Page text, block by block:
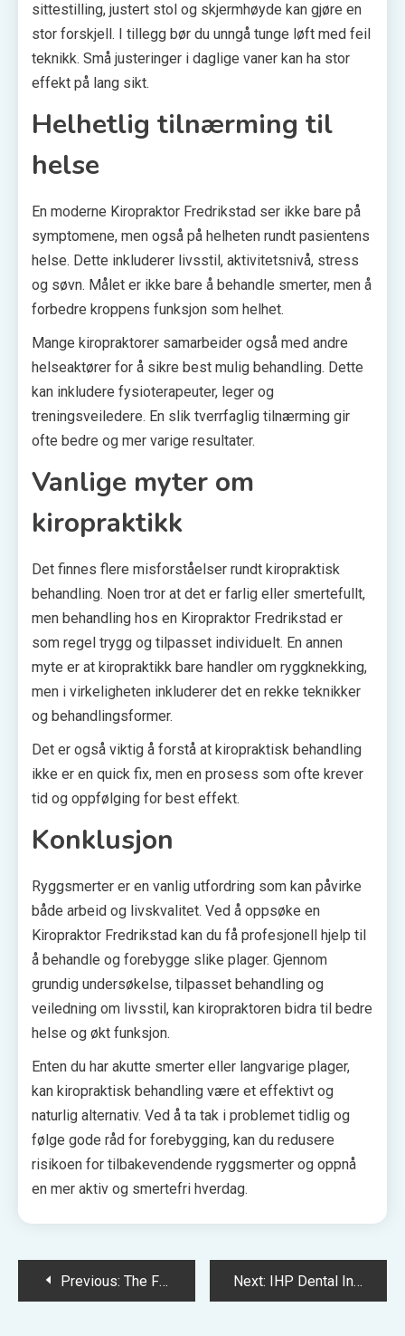
sittestilling, justert stol og skjermhøyde kan gjøre en
stor forskjell. I tillegg bør du unngå tunge løft med feil
teknikk. Små justeringer i daglige vaner kan ha stor
effekt på lang sikt.
Helhetlig tilnærming til
helse
En moderne Kiropraktor Fredrikstad ser ikke bare på
symptomene, men også på helheten rundt pasientens
helse. Dette inkluderer livsstil, aktivitetsnivå, stress
og søvn. Målet er ikke bare å behandle smerter, men å
forbedre kroppens funksjon som helhet.
Mange kiropraktorer samarbeider også med andre
helseaktører for å sikre best mulig behandling. Dette
kan inkludere fysioterapeuter, leger og
treningsveiledere. En slik tverrfaglig tilnærming gir
ofte bedre og mer varige resultater.
Vanlige myter om
kiropraktikk
Det finnes flere misforståelser rundt kiropraktisk
behandling. Noen tror at det er farlig eller smertefullt,
men behandling hos en Kiropraktor Fredrikstad er
som regel trygg og tilpasset individuelt. En annen
myte er at kiropraktikk bare handler om ryggknekking,
men i virkeligheten inkluderer det en rekke teknikker
og behandlingsformer.
Det er også viktig å forstå at kiropraktisk behandling
ikke er en quick fix, men en prosess som ofte krever
tid og oppfølging for best effekt.
Konklusjon
Ryggsmerter er en vanlig utfordring som kan påvirke
både arbeid og livskvalitet. Ved å oppsøke en
Kiropraktor Fredrikstad kan du få profesjonell hjelp til
å behandle og forebygge slike plager. Gjennom
grundig undersøkelse, tilpasset behandling og
veiledning om livsstil, kan kiropraktoren bidra til bedre
helse og økt funksjon.
Enten du har akutte smerter eller langvarige plager,
kan kiropraktisk behandling være et effektivt og
naturlig alternativ. Ved å ta tak i problemet tidlig og
følge gode råd for forebygging, kan du redusere
risikoen for tilbakevendende ryggsmerter og oppnå
en mer aktiv og smertefri hverdag.
PostPrevious: The Full Interview Story of Jillian Michaels’ Personal and Professional Journey Next: IHP Dental Insurance: A Complete Guide for Patients